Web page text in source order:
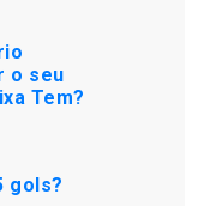
o seu
Tem?
gols?